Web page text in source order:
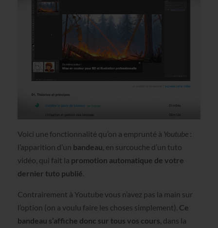
Voici une fonctionnalité qu’on a emprunté à Youtube:
l’apparition d’un bandeau , en surcouche d’un tuto
vidéo, qui fait la promotion automatique de votre
dernier tuto publié
Contrairement à Youtube vous n’avez pas la main sur
l’option (on a voulu faire les choses simplement). Ce
bandeau s’affiche donc sur tous vos cours , dans la